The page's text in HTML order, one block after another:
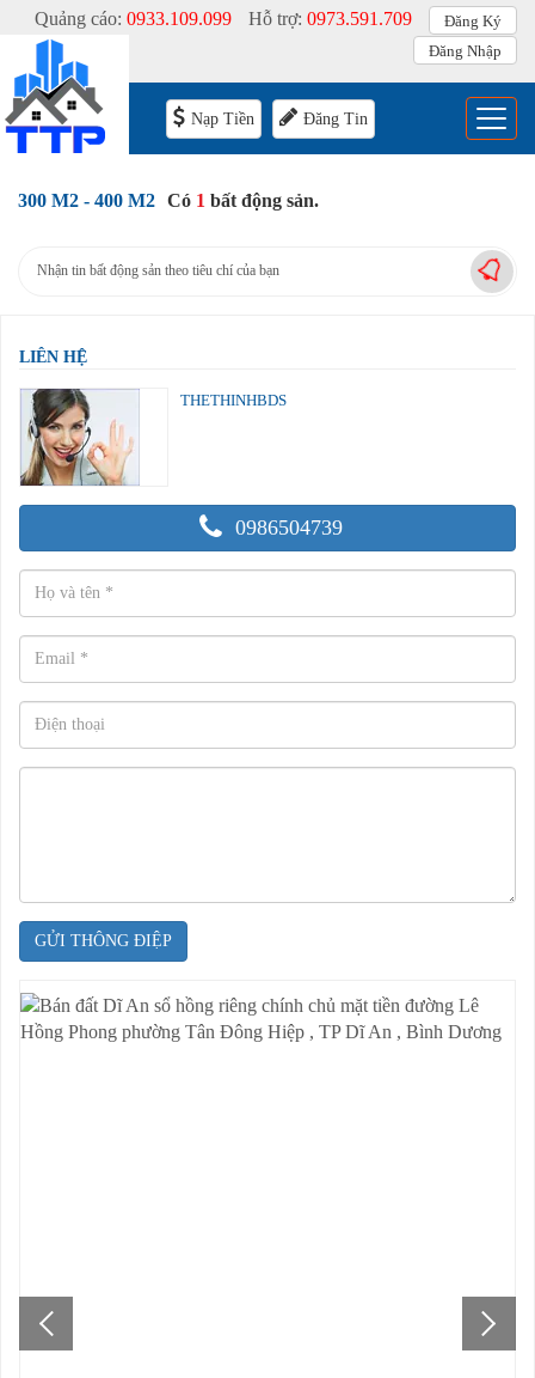
Quảng cáo: 0933.109.099 Hỗ trợ: 0973.591.709
Đăng Ký
Đăng Nhập
Nạp Tiền Đăng Tin Menu
300 M2 - 400 M2 Có 1 bất động sản.
Nhận tin bất động sản theo tiêu chí của bạn
LIÊN HỆ
THETHINHBDS
0986504739
GỬI THÔNG ĐIỆP